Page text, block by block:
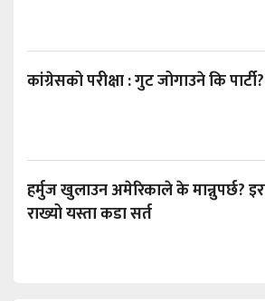
कांग्रेसको परीक्षा : गुट जोगाउने कि पार्टी?
हर्मुज खुलाउन अमेरिकाले के मान्नुपर्छ?
राख्यो यस्ता कडा सर्त